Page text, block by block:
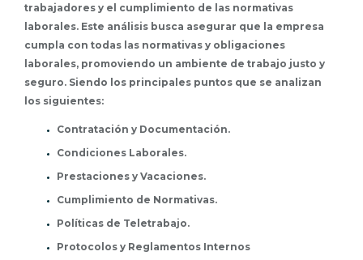
trabajadores y el cumplimiento de las normativas
laborales. Este análisis busca asegurar que la empresa
cumpla con todas las normativas y obligaciones
laborales, promoviendo un ambiente de trabajo justo y
seguro. Siendo los principales puntos que se analizan
los siguientes:
Contratación y Documentación.
Condiciones Laborales.
Prestaciones y Vacaciones.
Cumplimiento de Normativas.
Políticas de Teletrabajo.
Protocolos y Reglamentos Internos